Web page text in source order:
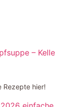
– Kelle
Rezepte hier!